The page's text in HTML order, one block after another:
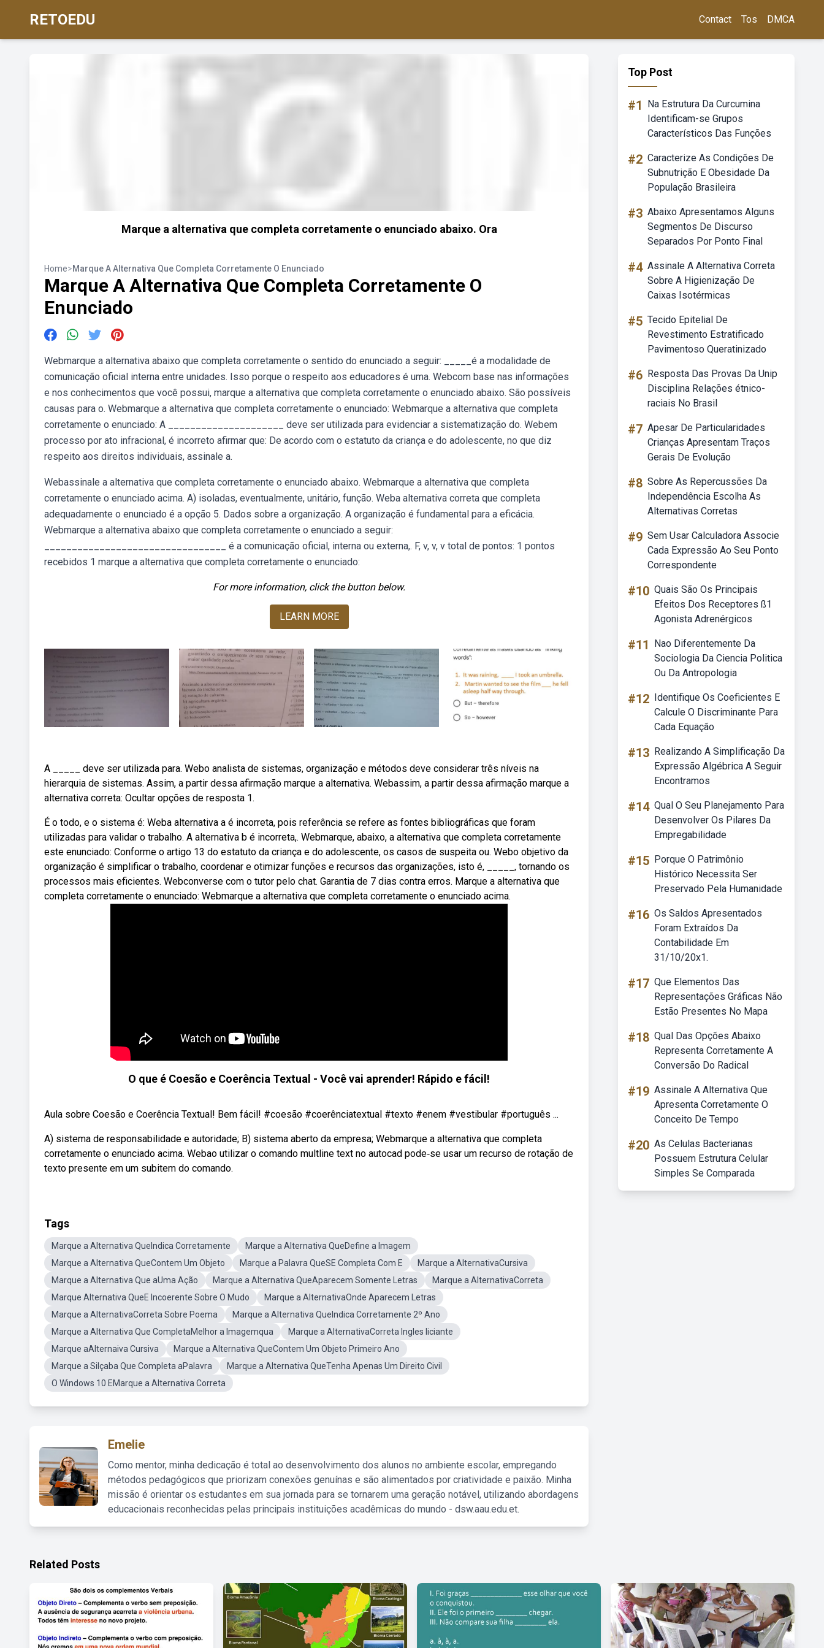
RETOEDU Contact Tos DMCA
Marque a alternativa que completa corretamente o enunciado abaixo. Ora
Home>Marque A Alternativa Que Completa Corretamente O Enunciado
Marque A Alternativa Que Completa Corretamente O
Enunciado
Webmarque a alternativa abaixo que completa corretamente o sentido do enunciado a seguir: _____é a modalidade de
comunicação oficial interna entre unidades. Isso porque o respeito aos educadores é uma. Webcom base nas informações
e nos conhecimentos que você possui, marque a alternativa que completa corretamente o enunciado abaixo. São possíveis
causas para o. Webmarque a alternativa que completa corretamente o enunciado: Webmarque a alternativa que completa
corretamente o enunciado: A _____________________ deve ser utilizada para evidenciar a sistematização do. Webem
processo por ato infracional, é incorreto afirmar que: De acordo com o estatuto da criança e do adolescente, no que diz
respeito aos direitos individuais, assinale a.
Webassinale a alternativa que completa corretamente o enunciado abaixo. Webmarque a alternativa que completa
corretamente o enunciado acima. A) isoladas, eventualmente, unitário, função. Weba alternativa correta que completa
adequadamente o enunciado é a opção 5. Dados sobre a organização. A organização é fundamental para a eficácia.
Webmarque a alternativa abaixo que completa corretamente o enunciado a seguir:
_________________________________ é a comunicação oficial, interna ou externa,. F, v, v, v total de pontos: 1 pontos
recebidos 1 marque a alternativa que completa corretamente o enunciado:
For more information, click the button below.
LEARN MORE
A _____ deve ser utilizada para. Webo analista de sistemas, organização e métodos deve considerar três níveis na
hierarquia de sistemas. Assim, a partir dessa afirmação marque a alternativa. Webassim, a partir dessa afirmação marque a
alternativa correta: Ocultar opções de resposta 1.
É o todo, e o sistema é: Weba alternativa a é incorreta, pois referência se refere as fontes bibliográficas que foram
utilizadas para validar o trabalho. A alternativa b é incorreta,. Webmarque, abaixo, a alternativa que completa corretamente
este enunciado: Conforme o artigo 13 do estatuto da criança e do adolescente, os casos de suspeita ou. Webo objetivo da
organização é simplificar o trabalho, coordenar e otimizar funções e recursos das organizações, isto é, _____, tornando os
processos mais eficientes. Webconverse com o tutor pelo chat. Garantia de 7 dias contra erros. Marque a alternativa que
completa corretamente o enunciado: Webmarque a alternativa que completa corretamente o enunciado acima.
O que é Coesão e Coerência Textual - Você vai aprender! Rápido e fácil!
Aula sobre Coesão e Coerência Textual! Bem fácil! #coesão #coerênciatextual #texto #enem #vestibular #português ...
A) sistema de responsabilidade e autoridade; B) sistema aberto da empresa; Webmarque a alternativa que completa
corretamente o enunciado acima. Webao utilizar o comando multline text no autocad pode‐se usar um recurso de rotação de
texto presente em um subitem do comando.
Tags
Marque a Alternativa QueIndica Corretamente
Marque a Alternativa QueDefine a Imagem
Marque a Alternativa QueContem Um Objeto
Marque a Palavra QueSE Completa Com E
Marque a AlternativaCursiva
Marque a Alternativa Que aUma Ação
Marque a Alternativa QueAparecem Somente Letras
Marque a AlternativaCorreta
Marque Alternativa QueE Incoerente Sobre O Mudo
Marque a AlternativaOnde Aparecem Letras
Marque a AlternativaCorreta Sobre Poema
Marque a Alternativa QueIndica Corretamente 2º Ano
Marque a Alternativa Que CompletaMelhor a Imagemqua
Marque a AlternativaCorreta Ingles Iiciante
Marque aAlternaiva Cursiva
Marque a Alternativa QueContem Um Objeto Primeiro Ano
Marque a Silçaba Que Completa aPalavra
Marque a Alternativa QueTenha Apenas Um Direito Civil
O Windows 10 EMarque a Alternativa Correta
Emelie
Como mentor, minha dedicação é total ao desenvolvimento dos alunos no ambiente escolar, empregando
métodos pedagógicos que priorizam conexões genuínas e são alimentados por criatividade e paixão. Minha
missão é orientar os estudantes em sua jornada para se tornarem uma geração notável, utilizando abordagens
educacionais reconhecidas pelas principais instituições acadêmicas do mundo - dsw.aau.edu.et.
Top Post
#1
Na Estrutura Da Curcumina
Identificam-se Grupos
Característicos Das Funções
#2 Caracterize As Condições De
Subnutrição E Obesidade Da
População Brasileira
#3 Abaixo Apresentamos Alguns
Segmentos De Discurso
Separados Por Ponto Final
#4 Assinale A Alternativa Correta
Sobre A Higienização De
Caixas Isotérmicas
#5 Tecido Epitelial De
Revestimento Estratificado
Pavimentoso Queratinizado
#6 Resposta Das Provas Da Unip
Disciplina Relações étnico-
raciais No Brasil
#7 Apesar De Particularidades
Crianças Apresentam Traços
Gerais De Evolução
#8 Sobre As Repercussões Da
Independência Escolha As
Alternativas Corretas
#9 Sem Usar Calculadora Associe
Cada Expressão Ao Seu Ponto
Correspondente
#10 Quais São Os Principais
Efeitos Dos Receptores ß1
Agonista Adrenérgicos
#11
Nao Diferentemente Da
Sociologia Da Ciencia Politica
Ou Da Antropologia
#12 Identifique Os Coeficientes E
Calcule O Discriminante Para
Cada Equação
#13 Realizando A Simplificação Da
Expressão Algébrica A Seguir
Encontramos
#14 Qual O Seu Planejamento Para
Desenvolver Os Pilares Da
Empregabilidade
#15 Porque O Patrimônio
Histórico Necessita Ser
Preservado Pela Humanidade
#16 Os Saldos Apresentados
Foram Extraídos Da
Contabilidade Em
31/10/20x1.
#17 Que Elementos Das
Representações Gráficas Não
Estão Presentes No Mapa
#18 Qual Das Opções Abaixo
Representa Corretamente A
Conversão Do Radical
#19 Assinale A Alternativa Que
Apresenta Corretamente O
Conceito De Tempo
#20 As Celulas Bacterianas
Possuem Estrutura Celular
Simples Se Comparada
Related Posts